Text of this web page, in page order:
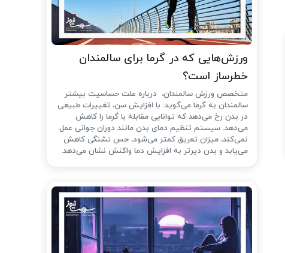
ورزش‌هایی که در گرما برای سالمندان
خطرساز است؟
متخصص ورزش سالمندان، درباره علت حساسیت بیشتر
سالمندان به گرما می‌گوید: با افزایش سن، تغییرات طبیعی
در بدن رخ می‌دهد که توانایی مقابله با گرما را کاهش
می‌دهد. سیستم تنظیم دمای بدن مانند دوران جوانی عمل
نمی‌کند، میزان تعریق کمتر می‌شود، حس تشنگی کاهش
می‌یابد و بدن دیرتر به افزایش دما واکنش نشان می‌دهد.